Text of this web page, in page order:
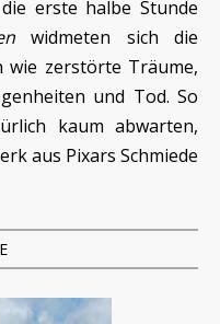
erste halbe Stunde
widmeten sich die
wie zerstörte Träume,
und Tod. So
kaum abwarten,
aus Pixars Schmiede